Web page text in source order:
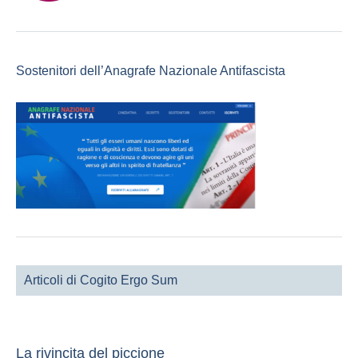
Sostenitori dell’Anagrafe Nazionale Antifascista
Articoli di Cogito Ergo Sum
La rivincita del piccione